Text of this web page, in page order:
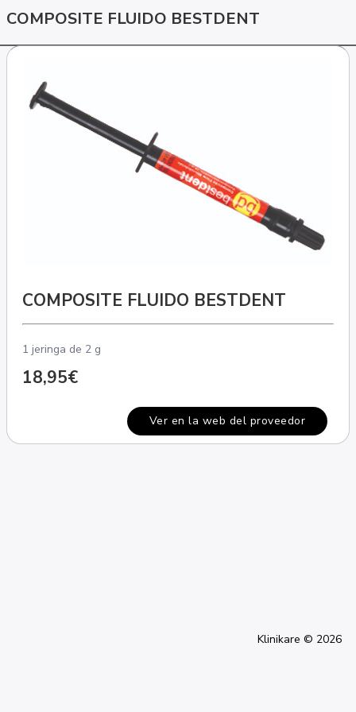
COMPOSITE FLUIDO BESTDENT
COMPOSITE FLUIDO BESTDENT
1 jeringa de 2 g
18,95€
Ver en la web del proveedor
Klinikare © 2026